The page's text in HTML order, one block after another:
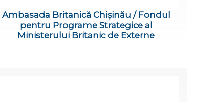
Ambasada Britanică Chișinău / Fondul
pentru Programe Strategice al
Ministerului Britanic de Externe